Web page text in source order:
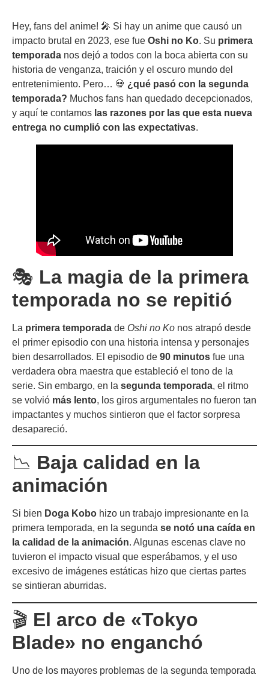
Hey, fans del anime! 🎤 Si hay un anime que causó un
impacto brutal en 2023, ese fue Oshi no Ko. Su primera
temporada nos dejó a todos con la boca abierta con su
historia de venganza, traición y el oscuro mundo del
entretenimiento. Pero… 💀 ¿qué pasó con la segunda
temporada? Muchos fans han quedado decepcionados,
y aquí te contamos las razones por las que esta nueva
entrega no cumplió con las expectativas.
🎭 La magia de la primera
temporada no se repitió
La primera temporada de Oshi no Ko nos atrapó desde
el primer episodio con una historia intensa y personajes
bien desarrollados. El episodio de 90 minutos fue una
verdadera obra maestra que estableció el tono de la
serie. Sin embargo, en la segunda temporada, el ritmo
se volvió más lento, los giros argumentales no fueron tan
impactantes y muchos sintieron que el factor sorpresa
desapareció.
📉 Baja calidad en la
animación
Si bien Doga Kobo hizo un trabajo impresionante en la
primera temporada, en la segunda se notó una caída en
la calidad de la animación. Algunas escenas clave no
tuvieron el impacto visual que esperábamos, y el uso
excesivo de imágenes estáticas hizo que ciertas partes
se sintieran aburridas.
🎬 El arco de «Tokyo
Blade» no enganchó
Uno de los mayores problemas de la segunda temporada